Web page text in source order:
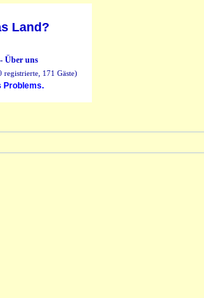
Land?
Über uns
171 Gäste)
Problems.